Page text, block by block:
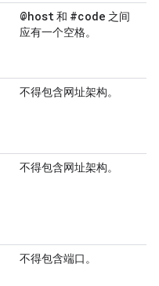
@host和 #code 之间
应有一个空格。
不得包含网址架构。
不得包含网址架构。
不得包含端口。